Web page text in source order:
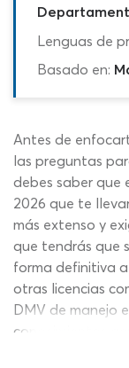
Lenguas de
Basado en:
Antes de
las preguntas
debes saber que
2026 que te
más extenso y
que tendrás que
forma definitiva
otras licencias
DMV de manejo
conocimientos